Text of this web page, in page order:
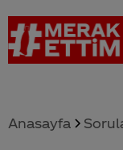
Anasayfa